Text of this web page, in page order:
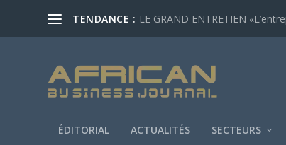
TENDANCE : LE GRAND ENTRETIEN
ÉDITORIAL ACTUALITÉS SECTEURS